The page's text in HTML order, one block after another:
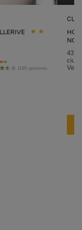
1195 opiniones
43
Ver